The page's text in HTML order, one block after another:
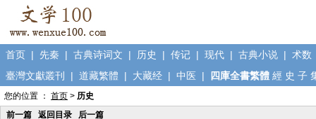
首页 | 先秦 | 古典诗词文 | 历史 | 传记 | 现代 | 古典小说 | 术数
臺灣文獻叢刊
| 道藏繁體 | 大藏经 | 中医 | 四庫全書繁體 經 史 子
您的位置 ： 首页 > 历史
前一篇
返回目录 后一篇